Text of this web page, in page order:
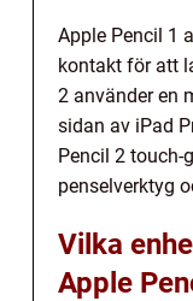
Apple Pencil 1
kontakt för att
2 använder en
sidan av iPad
Pencil 2 touch-
penselverktyg
Vilka
Apple